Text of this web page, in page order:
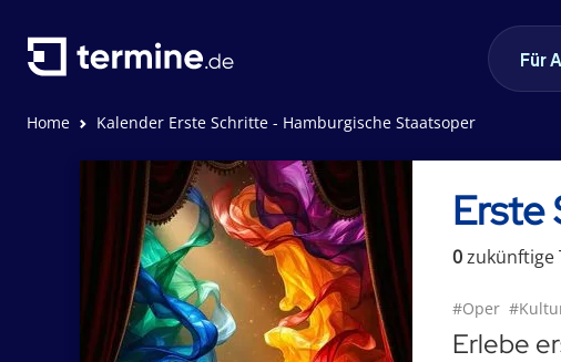
Für
Home Kalender Erste Schritte - Hamburgische Staatsoper
Erste
0zukünftige
#Oper
Erlebe